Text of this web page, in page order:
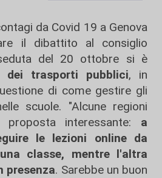
da Covid 19 a Genova
il dibattito al consiglio
del 20 ottobre si è
dei trasporti pubblici, in
di come gestire gli
scuole. "Alcune regioni
interessante: a
le lezioni online da
classe, mentre l'altra
presenza. Sarebbe un buon